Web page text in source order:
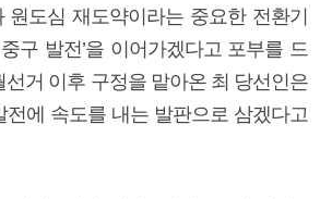
원도심 재도약이라는 중요한 전환기
구 발전’을 이어가겠다고 포부를 드
선거 이후 구정을 맡아온 최 당선인은
전에 속도를 내는 발판으로 삼겠다고